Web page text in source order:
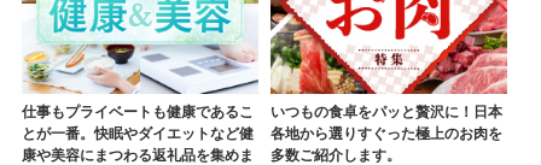
仕事もプライベートも健康であるこ
とが一番。快眠やダイエットなど健
康や美容にまつわる返礼品を集めま
いつもの食卓をパッと贅沢に！日本
各地から選りすぐった極上のお肉を
多数ご紹介します。